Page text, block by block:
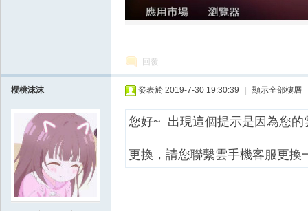
回覆
櫻桃沫沫 發表於 2019-7-30 19:30:39 顯示全部樓層
您好~ 出現這個提示是因為您的
更換，請您聯繫雲手機客服更